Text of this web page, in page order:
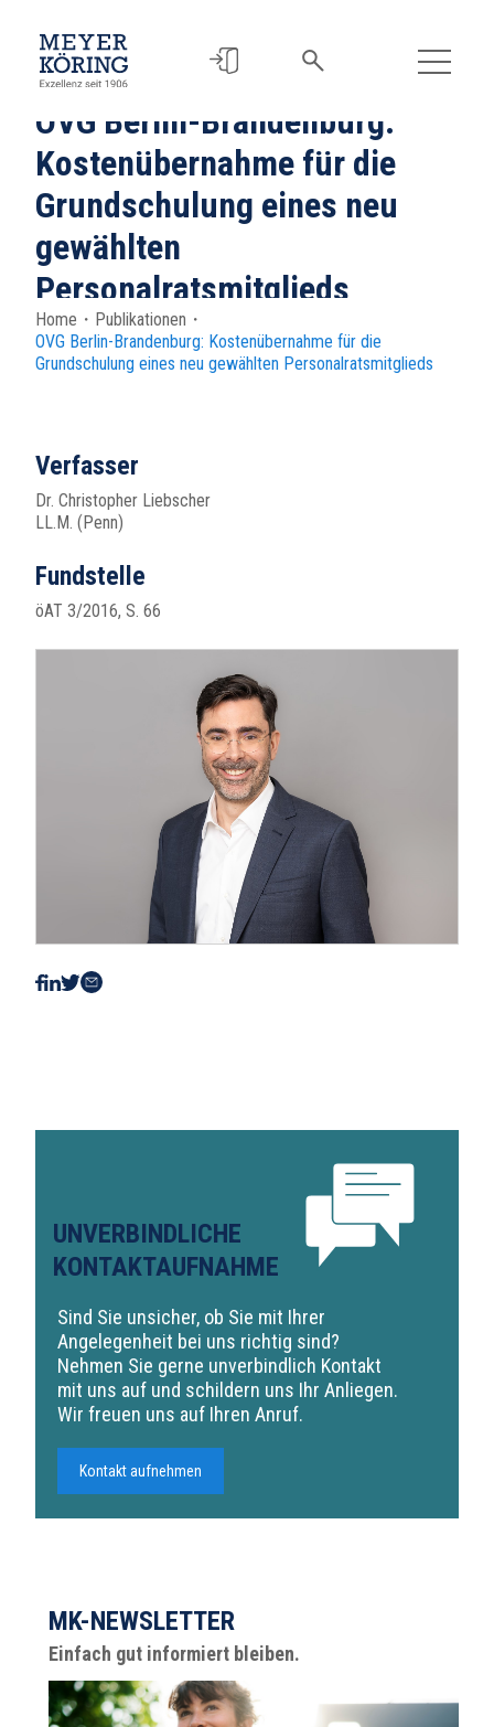
OVG Berlin-Brandenburg:
Kostenübernahme für die
Grundschulung eines neu
gewählten
Personalratsmitglieds
Home ・ Publikationen ・
OVG Berlin-Brandenburg: Kostenübernahme für die
Grundschulung eines neu gewählten Personalratsmitglieds
Verfasser
Dr. Christopher Liebscher
LL.M. (Penn)
Fundstelle
öAT 3/2016, S. 66
UNVERBINDLICHE
KONTAKTAUFNAHME
Sind Sie unsicher, ob Sie mit Ihrer
Angelegenheit bei uns richtig sind?
Nehmen Sie gerne unverbindlich Kontakt
mit uns auf und schildern uns Ihr Anliegen.
Wir freuen uns auf Ihren Anruf.
Kontakt aufnehmen
MK-NEWSLETTER
Einfach gut informiert bleiben.